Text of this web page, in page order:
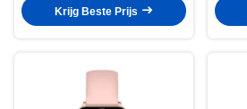
van vrouwen
Krijg Beste Prijs